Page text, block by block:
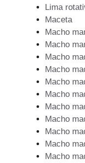
Lima
Maceta
Macho
Macho
Macho
Macho
Macho
Macho
Macho
Macho
Macho
Macho
Macho